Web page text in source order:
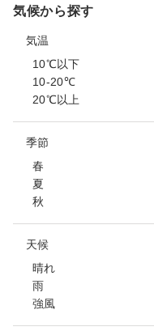
気候から探す
気温
10℃以下
10-20℃
20℃以上
季節
春
夏
秋
天候
晴れ
雨
強風